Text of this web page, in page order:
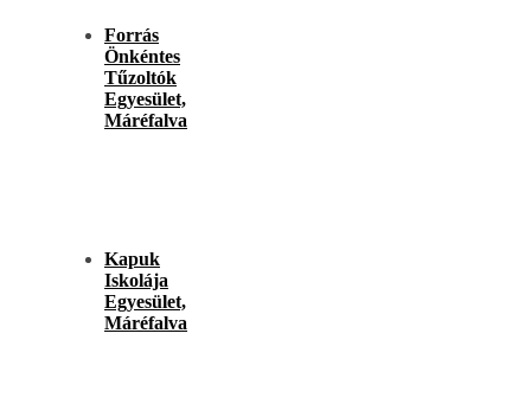
Forrás
Önkéntes
Tűzoltók
Egyesület,
Máréfalva
Kapuk
Iskolája
Egyesület,
Máréfalva